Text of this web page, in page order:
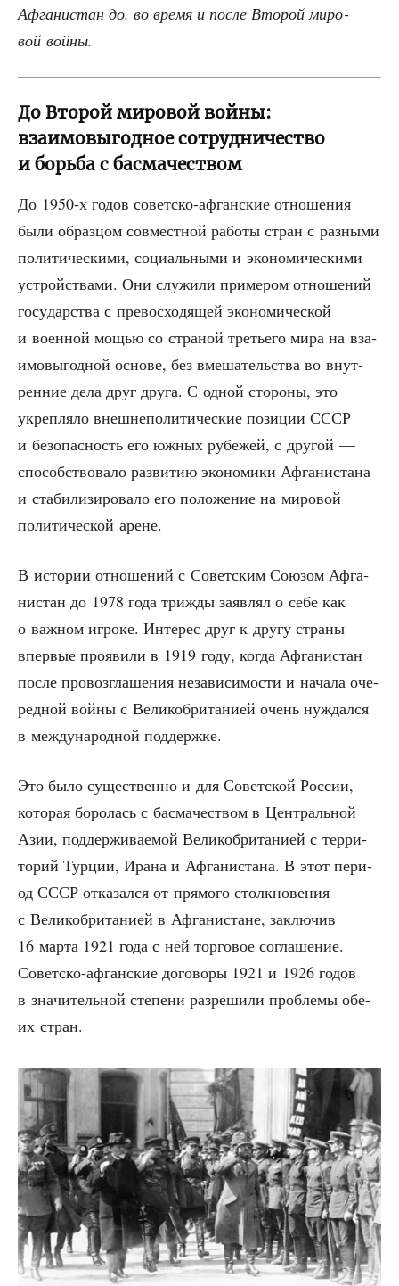
Афга­ни­стан до, во вре­мя и после Вто­рой миро­
вой войны.
До Второй мировой войны:
взаимовыгодное сотрудничество
и борьба с басмачеством
До 1950‑х годов совет­ско-афган­ские отно­ше­ния
были образ­цом сов­мест­ной рабо­ты стран с раз­ны­ми
поли­ти­че­ски­ми, соци­аль­ны­ми и эко­но­ми­че­ски­ми
устрой­ства­ми. Они слу­жи­ли при­ме­ром отно­ше­ний
госу­дар­ства с пре­вос­хо­дя­щей эко­но­ми­че­ской
и воен­ной мощью со стра­ной тре­тье­го мира на вза­
и­мо­вы­год­ной осно­ве, без вме­ша­тель­ства во внут­
рен­ние дела друг дру­га. С одной сто­ро­ны, это
укреп­ля­ло внеш­не­по­ли­ти­че­ские пози­ции СССР
и без­опас­ность его южных рубе­жей, с дру­гой —
спо­соб­ство­ва­ло раз­ви­тию эко­но­ми­ки Афга­ни­ста­на
и ста­би­ли­зи­ро­ва­ло его поло­же­ние на миро­вой
поли­ти­че­ской арене.
В исто­рии отно­ше­ний с Совет­ским Сою­зом Афга­
ни­стан до 1978 года три­жды заяв­лял о себе как
о важ­ном игро­ке. Инте­рес друг к дру­гу стра­ны
впер­вые про­яви­ли в 1919 году, когда Афга­ни­стан
после про­воз­гла­ше­ния неза­ви­си­мо­сти и нача­ла оче­
ред­ной вой­ны с Вели­ко­бри­та­ни­ей очень нуж­дал­ся
в меж­ду­на­род­ной поддержке.
Это было суще­ствен­но и для Совет­ской Рос­сии,
кото­рая боро­лась с бас­ма­че­ством в Цен­траль­ной
Азии, под­дер­жи­ва­е­мой Вели­ко­бри­та­ни­ей с тер­ри­
то­рий Тур­ции, Ира­на и Афга­ни­ста­на. В этот пери­
од СССР отка­зал­ся от пря­мо­го столк­но­ве­ния
с Вели­ко­бри­та­ни­ей в Афга­ни­стане, заклю­чив
16 мар­та 1921 года с ней тор­го­вое согла­ше­ние.
Совет­ско-афган­ские дого­во­ры 1921 и 1926 годов
в зна­чи­тель­ной сте­пе­ни раз­ре­ши­ли про­бле­мы обе­
их стран.